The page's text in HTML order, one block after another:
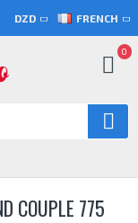
DZD FRENCH
0
COUPLE 775